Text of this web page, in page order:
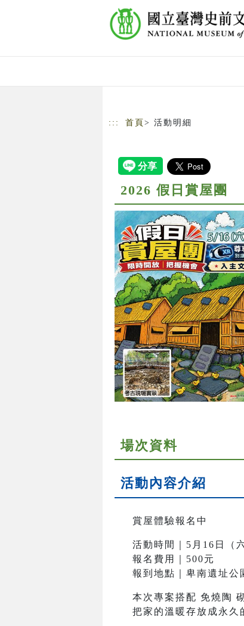
::: 首頁 > 活動明細
2026 假日賞屋團
場次資料
活動內容介紹
賞屋體驗報名中
活動時間｜5月16日（
報名費用｜500元
報到地點｜卑南遺址公
本次專案搭配 免燒陶
把家的溫暖存放成永久